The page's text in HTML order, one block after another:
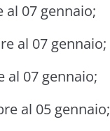
al 07 gennaio;
al 07 gennaio;
al 07 gennaio;
al 05 gennaio;